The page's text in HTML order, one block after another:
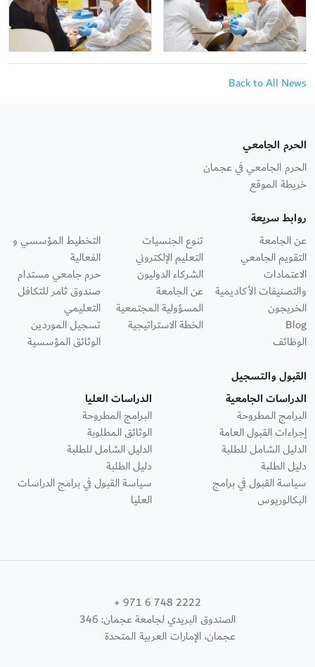
Back to All News
الحرم الجامعي
الحرم الجامعي في عجمان
خريطة الموقع
روابط سريعة
عن الجامعة
التقويم الجامعي
الاعتمادات
والتصنيفات الأكاديمية
الخريجون
Blog
الوظائف
تنوع الجنسيات
التعليم الإلكتروني
الشركاء الدوليون
عن الجامعة
المسؤولية المجتمعية
الخطة الاستراتيجية
التخطيط المؤسسي و
الفعالية
حرم جامعي مستدام
صندوق ثامر للتكافل
التعليمي
تسجيل الموردين
الوثائق المؤسسية
القبول والتسجيل
الدراسات الجامعية
البرامج المطروحة
إجراءات القبول العامة
الدليل الشامل للطلبة
دليل الطلبة
سياسة القبول في برامج
البكالوريوس
الدراسات العليا
البرامج المطروحة
الوثائق المطلوبة
الدليل الشامل للطلبة
دليل الطلبة
سياسة القبول في برامج الدراسات
العليا
+ 971 6 748 2222
الصندوق البريدي لجامعة عجمان: 346
عجمان، الإمارات العربية المتحدة